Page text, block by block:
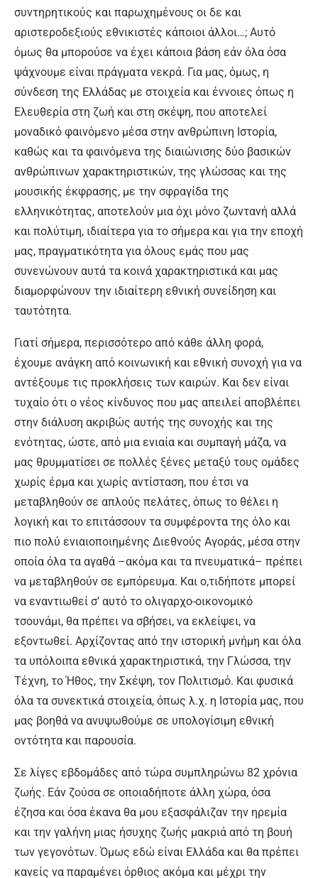
συντηρητικούς και παρωχημένους οι δε και
αριστεροδεξιούς εθνικιστές κάποιοι άλλοι…; Αυτό
όμως θα μπορούσε να έχει κάποια βάση εάν όλα όσα
ψάχνουμε είναι πράγματα νεκρά. Για μας, όμως, η
σύνδεση της Ελλάδας με στοιχεία και έννοιες όπως η
Ελευθερία στη ζωή και στη σκέψη, που αποτελεί
μοναδικό φαινόμενο μέσα στην ανθρώπινη Ιστορία,
καθώς και τα φαινόμενα της διαιώνισης δύο βασικών
ανθρώπινων χαρακτηριστικών, της γλώσσας και της
μουσικής έκφρασης, με την σφραγίδα της
ελληνικότητας, αποτελούν μια όχι μόνο ζωντανή αλλά
και πολύτιμη, ιδιαίτερα για το σήμερα και για την εποχή
μας, πραγματικότητα για όλους εμάς που μας
συνενώνουν αυτά τα κοινά χαρακτηριστικά και μας
διαμορφώνουν την ιδιαίτερη εθνική συνείδηση και
ταυτότητα.
Γιατί σήμερα, περισσότερο από κάθε άλλη φορά,
έχουμε ανάγκη από κοινωνική και εθνική συνοχή για να
αντέξουμε τις προκλήσεις των καιρών. Και δεν είναι
τυχαίο ότι ο νέος κίνδυνος που μας απειλεί αποβλέπει
στην διάλυση ακριβώς αυτής της συνοχής και της
ενότητας, ώστε, από μια ενιαία και συμπαγή μάζα, να
μας θρυμματίσει σε πολλές ξένες μεταξύ τους ομάδες
χωρίς έρμα και χωρίς αντίσταση, που έτσι να
μεταβληθούν σε απλούς πελάτες, όπως το θέλει η
λογική και το επιτάσσουν τα συμφέροντα της όλο και
πιο πολύ ενιαιοποιημένης Διεθνούς Αγοράς, μέσα στην
οποία όλα τα αγαθά –ακόμα και τα πνευματικά– πρέπει
να μεταβληθούν σε εμπόρευμα. Και ο,τιδήποτε μπορεί
να εναντιωθεί σ’ αυτό το ολιγαρχο-οικονομικό
τσουνάμι, θα πρέπει να σβήσει, να εκλείψει, να
εξοντωθεί. Αρχίζοντας από την ιστορική μνήμη και όλα
τα υπόλοιπα εθνικά χαρακτηριστικά, την Γλώσσα, την
Τέχνη, το Ήθος, την Σκέψη, τον Πολιτισμό. Και φυσικά
όλα τα συνεκτικά στοιχεία, όπως λ.χ. η Ιστορία μας, που
μας βοηθά να ανυψωθούμε σε υπολογίσιμη εθνική
οντότητα και παρουσία.
Σε λίγες εβδομάδες από τώρα συμπληρώνω 82 χρόνια
ζωής. Εάν ζούσα σε οποιαδήποτε άλλη χώρα, όσα
έζησα και όσα έκανα θα μου εξασφάλιζαν την ηρεμία
και την γαλήνη μιας ήσυχης ζωής μακριά από τη βουή
των γεγονότων. Όμως εδώ είναι Ελλάδα και θα πρέπει
κανείς να παραμένει όρθιος ακόμα και μέχρι την